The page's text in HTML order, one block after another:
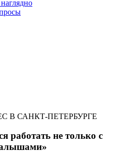
В САНКТ-ПЕТЕРБУРГЕ
работать не только с